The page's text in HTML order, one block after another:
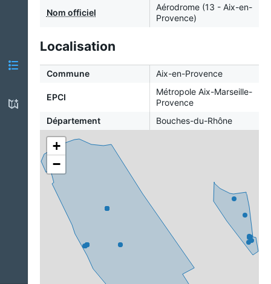
Nom officiel
Aérodrome (13 - Aix-en-
Provence)
Localisation
Commune Aix-en-Provence
EPCI
Métropole Aix-Marseille-
Provence
Département
Bouches-du-Rhône
+
−